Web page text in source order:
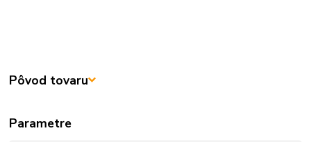
Pôvod tovaru
Parametre